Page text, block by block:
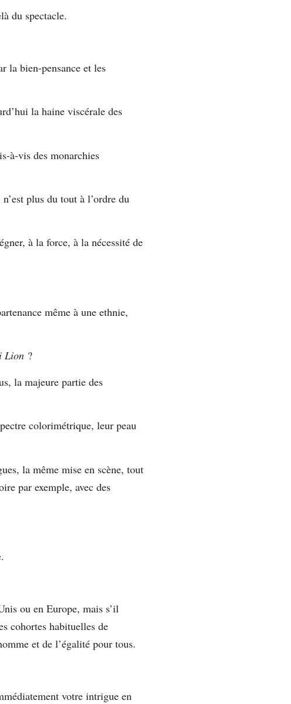
du spectacle.
la bien-pensance et les
la haine viscérale des
à-vis des monarchies
plus du tout à l’ordre du
à la force, à la nécessité de
même à une ethnie,
Lion ?
la majeure partie des
colorimétrique, leur peau
la même mise en scène, tout
par exemple, avec des
ou en Europe, mais s’il
cohortes habituelles de
et de l’égalité pour tous.
votre intrigue en